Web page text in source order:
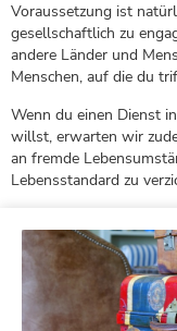
Voraussetzung ist
gesellschaftlich zu
andere Länder und
Menschen, auf die du
Wenn du einen Dienst
willst, erwarten wir
an fremde
Lebensstandard zu